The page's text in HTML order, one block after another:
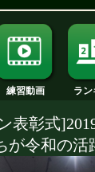
練習動画